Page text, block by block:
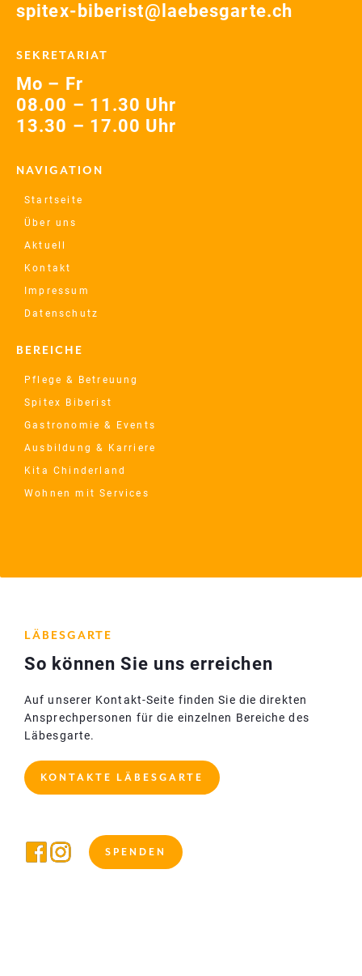
LÄBESGARTE
So können Sie uns erreichen
Auf unserer Kontakt-Seite finden Sie die direkten
Ansprechpersonen für die einzelnen Bereiche des
Läbesgarte.
KONTAKTE LÄBESGARTE
SPENDEN
spitex-biberist@laebesgarte.ch
SEKRETARIAT
Mo – Fr
08.00 – 11.30 Uhr
13.30 – 17.00 Uhr
NAVIGATION
Startseite
Über uns
Aktuell
Kontakt
Impressum
Datenschutz
BEREICHE
Pflege & Betreuung
Spitex Biberist
Gastronomie & Events
Ausbildung & Karriere
Kita Chinderland
Wohnen mit Services